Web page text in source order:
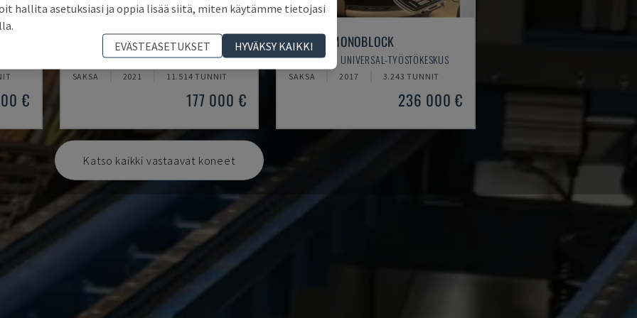
€
H800U
POSMILL - UNIVERSAL-TYÖSTÖKESKUS
SAKSA 2021 11.514 TUNNIT
177 000 €
DMU 75 MONOBLOCK
DMG MORI - UNIVERSAL-TYÖSTÖKESKUS
SAKSA 2017 3.243 TUNNIT
236 000 €
Katso kaikki vastaavat koneet
hallita asetuksiasi ja oppia lisää siitä, miten käytämme tietojasi
EVÄSTEASETUKSET
HYVÄKSY KAIKKI